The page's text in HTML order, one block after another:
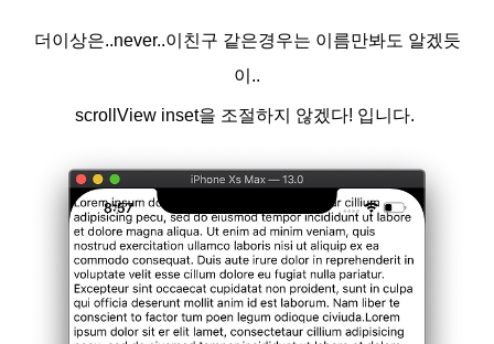
더이상은..never..이친구 같은경우는 이름만봐도 알겠듯
이..
scrollView inset을 조절하지 않겠다! 입니다.